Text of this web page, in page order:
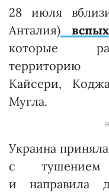
28 июля
Анталия)
которые
территорию
Кайсери,
Мугла.
Украина
с тушением
и направила